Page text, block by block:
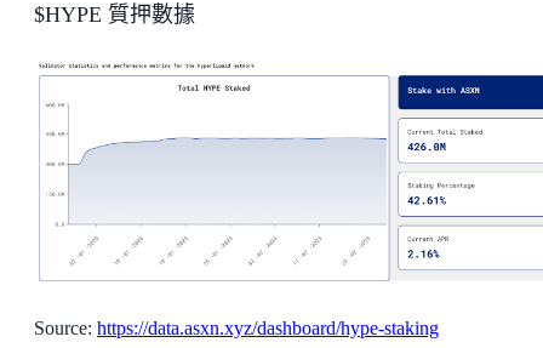
$HYPE 質押數據
Source: https://data.asxn.xyz/dashboard/hype-staking